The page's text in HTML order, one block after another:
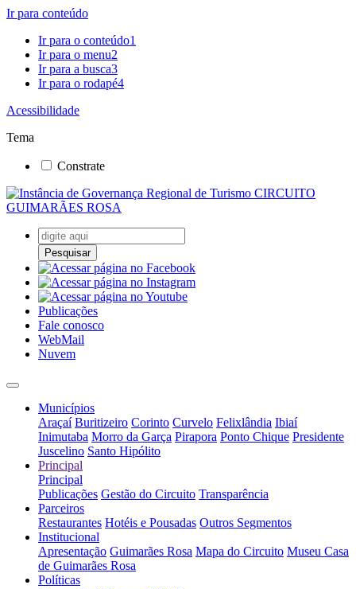
Ir para conteúdo
Ir para o conteúdo1
Ir para o menu2
Ir para a busca3
Ir para o rodapé4
Acessibilidade
Tema
Constrate
Pesquisar
Publicações
Fale conosco
WebMail
Nuvem
Municípios
Araçaí Buritizeiro Corinto Curvelo Felixlândia Ibiaí
Inimutaba Morro da Garça Pirapora Ponto Chique Presidente
Juscelino Santo Hipólito
Principal
Principal
Publicações Gestão do Circuito Transparência
Parceiros
Restaurantes Hotéis e Pousadas Outros Segmentos
Institucional
Apresentação Guimarães Rosa Mapa do Circuito Museu Casa
de Guimarães Rosa
Políticas